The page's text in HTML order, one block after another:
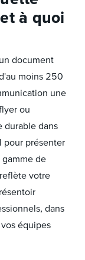
à quoi
document
moins 250
une
ou
durable dans
pour présenter
de
votre
dans
équipes